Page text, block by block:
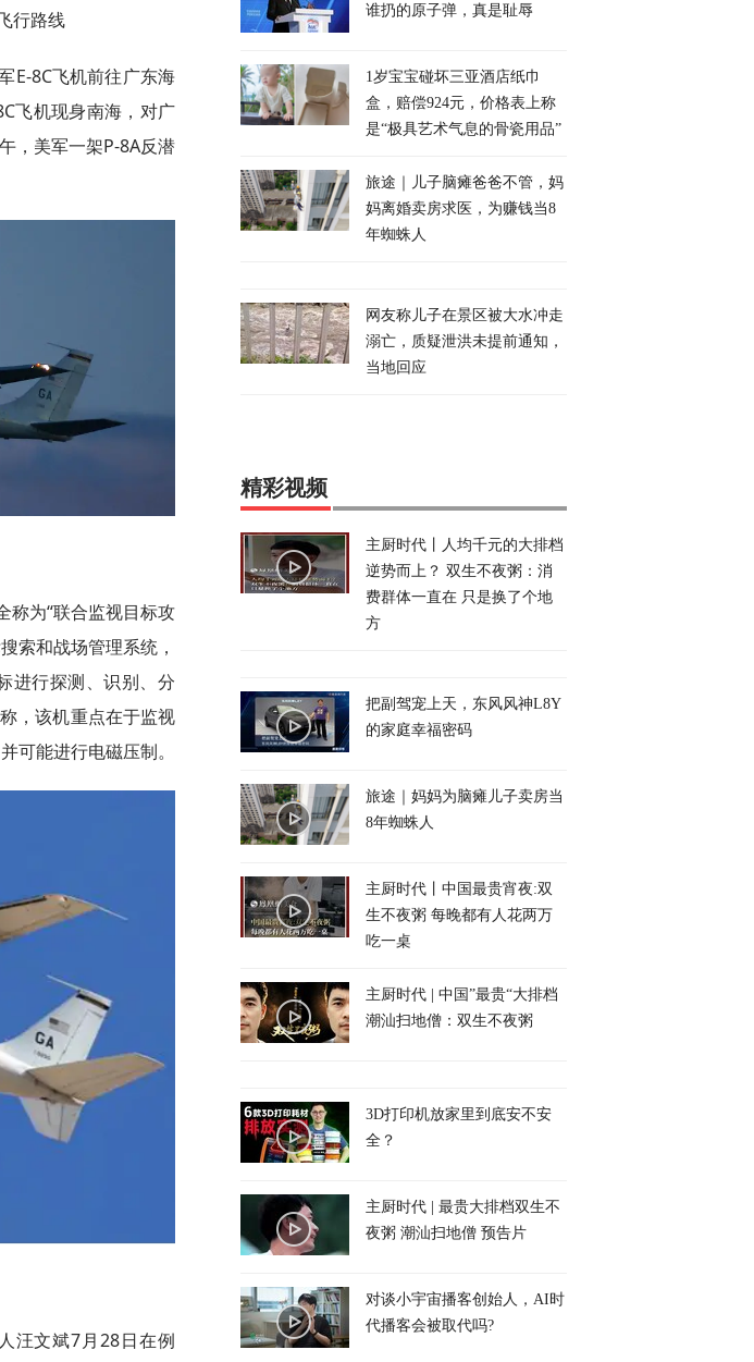
行路线
E-8C飞机前往广东海
飞机现身南海，对广
，美军一架P-8A反潜
称为“联合监视目标攻
索和战场管理系统，
进行探测、识别、分
，该机重点在于监视
可能进行电磁压制。
汪文斌7月28日在例
谁扔的原子弹，真是耻辱
1岁宝宝碰坏三亚酒店纸巾
盒，赔偿924元，价格表上称
是“极具艺术气息的骨瓷用品”
旅途｜儿子脑瘫爸爸不管，妈
妈离婚卖房求医，为赚钱当8
年蜘蛛人
网友称儿子在景区被大水冲走
溺亡，质疑泄洪未提前通知，
当地回应
精彩视频
主厨时代丨人均千元的大排档
逆势而上？ 双生不夜粥：消
费群体一直在 只是换了个地
方
把副驾宠上天，东风风神L8Y
的家庭幸福密码
旅途｜妈妈为脑瘫儿子卖房当
8年蜘蛛人
主厨时代丨中国最贵宵夜:双
生不夜粥 每晚都有人花两万
吃一桌
主厨时代 | 中国”最贵“大排档
潮汕扫地僧：双生不夜粥
3D打印机放家里到底安不安
全？
主厨时代 | 最贵大排档双生不
夜粥 潮汕扫地僧 预告片
对谈小宇宙播客创始人，AI时
代播客会被取代吗?